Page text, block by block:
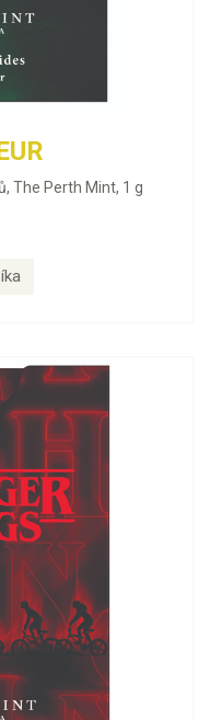
The Perth Mint, 1 g